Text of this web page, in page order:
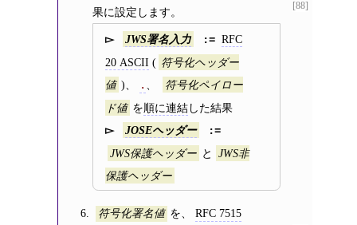
[88]
果に設定します。
JWS署名入力
RFC
20 ASCII ( 符号化ヘッダー
値 )、 .
符号化ペイロー
ド値 を順に連結した結果
JOSEヘッダー
JWS保護ヘッダー と
JWS非
保護ヘッダー
符号化署名値 を、 RFC 7515